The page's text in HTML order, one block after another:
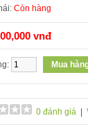
Còn hàng
vnđ
0 đánh giá